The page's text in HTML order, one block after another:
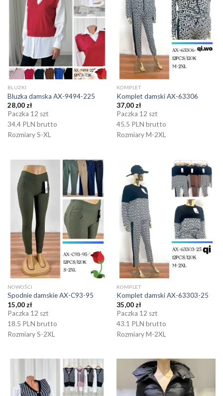
BLUZKI
Bluzka damska AX-9494-225
28,00 zł
Paczka 12 szt
34.4 PLN brutto
Rozmiary S-XL
KOMPLET
Komplet damski AX-63306
37,00 zł
Paczka 12 szt
45.5 PLN brutto
Rozmiary M-2XL
NOWOŚCI
Spodnie damskie AX-C93-95
15,00 zł
Paczka 12 szt
18.5 PLN brutto
Rozmiary S-2XL
KOMPLET
Komplet damski AX-63303-25
35,00 zł
Paczka 12 szt
43.1 PLN brutto
Rozmiary M-2XL